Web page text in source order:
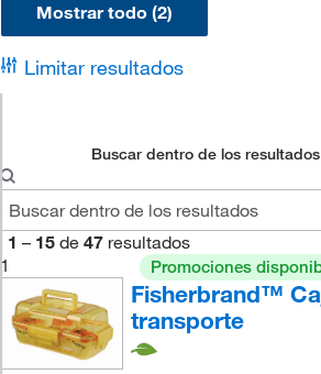
Mostrar todo (2)
Limitar resultados
Buscar dentro de los resultados
1 – 15 de 47 resultados
1
Promociones
Fisherbrand™
transporte